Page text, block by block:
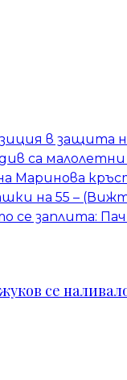
в
са
Маринова
на 55 –
се заплита:
се